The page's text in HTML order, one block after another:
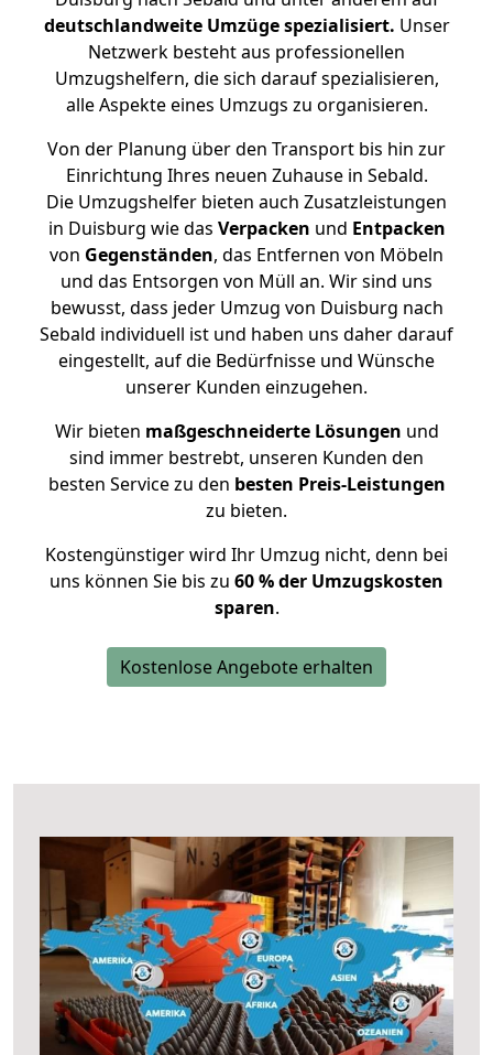
deutschlandweite Umzüge spezialisiert. Unser
Netzwerk besteht aus professionellen
Umzugshelfern, die sich darauf spezialisieren,
alle Aspekte eines Umzugs zu organisieren.
Von der Planung über den Transport bis hin zur
Einrichtung Ihres neuen Zuhause in Sebald.
Die Umzugshelfer bieten auch Zusatzleistungen
in Duisburg wie das Verpacken und Entpacken
von Gegenständen, das Entfernen von Möbeln
und das Entsorgen von Müll an. Wir sind uns
bewusst, dass jeder Umzug von Duisburg nach
Sebald individuell ist und haben uns daher darauf
eingestellt, auf die Bedürfnisse und Wünsche
unserer Kunden einzugehen.
Wir bieten maßgeschneiderte Lösungen und
sind immer bestrebt, unseren Kunden den
besten Service zu den besten Preis-Leistungen
zu bieten.
Kostengünstiger wird Ihr Umzug nicht, denn bei
uns können Sie bis zu 60 % der Umzugskosten
sparen.
Kostenlose Angebote erhalten